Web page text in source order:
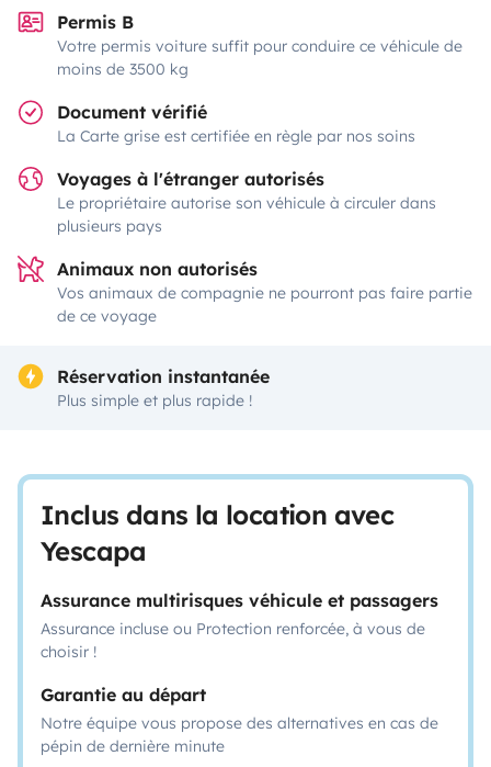
Permis B
Votre permis voiture suffit pour conduire ce véhicule de
moins de 3500 kg
Document vérifié
La Carte grise est certifiée en règle par nos soins
Voyages à l'étranger autorisés
Le propriétaire autorise son véhicule à circuler dans
plusieurs pays
Animaux non autorisés
Vos animaux de compagnie ne pourront pas faire partie
de ce voyage
Réservation instantanée
Plus simple et plus rapide !
Inclus dans la location avec
Yescapa
Assurance multirisques véhicule et passagers
Assurance incluse ou Protection renforcée, à vous de
choisir !
Garantie au départ
Notre équipe vous propose des alternatives en cas de
pépin de dernière minute